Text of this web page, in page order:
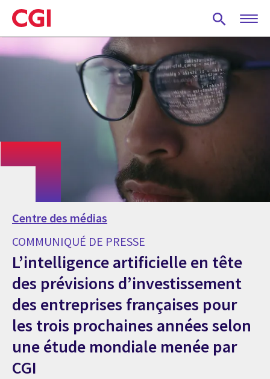
Skip
to
main
content
Centre des médias
COMMUNIQUÉ DE PRESSE
L’intelligence artificielle en tête
des prévisions d’investissement
des entreprises françaises pour
les trois prochaines années selon
une étude mondiale menée par
CGI